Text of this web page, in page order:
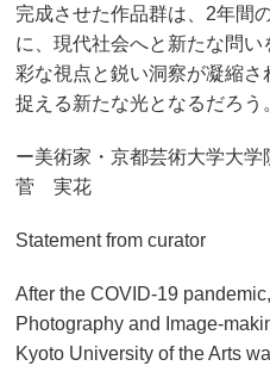
完成させた作品群は、2年間
に、現代社会へと新たな問
彩な視点と鋭い洞察が凝縮
捉える新たな光となるだろう
ー美術家・京都芸術大学大
菅 実花
Statement from curator
After the COVID-19
Photography and Image-
Kyoto University of the Arts